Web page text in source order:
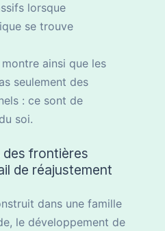
lorsque
se trouve
ainsi que les
seulement des
: ce sont de
soi.
des frontières
de réajustement
dans une famille
le développement de